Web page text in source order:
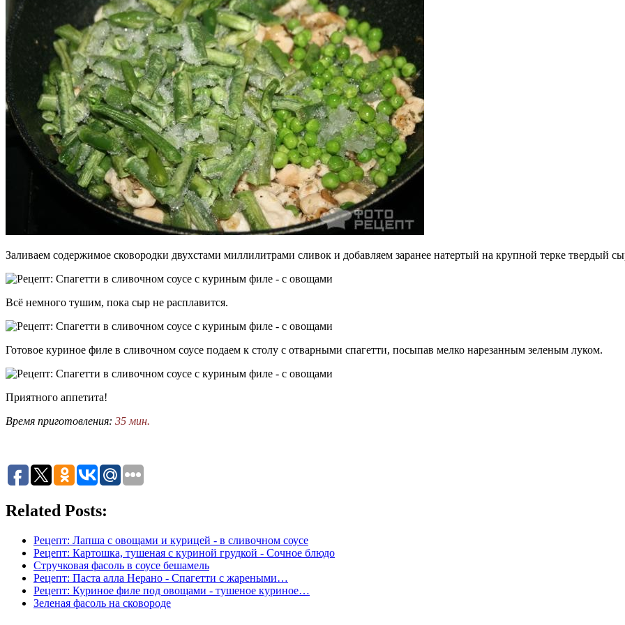
Заливаем содержимое сковородки двухстами миллилитрами сливок и добавляем заранее натертый на крупной терке твердый
Всё немного тушим, пока сыр не расплавится.
Готовое куриное филе в сливочном соусе подаем к столу с отварными спагетти, посыпав мелко нарезанным зеленым луком.
Приятного аппетита!
Время приготовления: 35 мин.
Related Posts:
Рецепт: Лапша с овощами и курицей - в сливочном соусе
Рецепт: Картошка, тушеная с куриной грудкой - Сочное блюдо
Стручковая фасоль в соусе бешамель
Рецепт: Паста алла Нерано - Спагетти с жареными…
Рецепт: Куриное филе под овощами - тушеное куриное…
Зеленая фасоль на сковороде